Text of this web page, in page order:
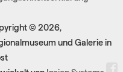
© 2026,
und Galerie in